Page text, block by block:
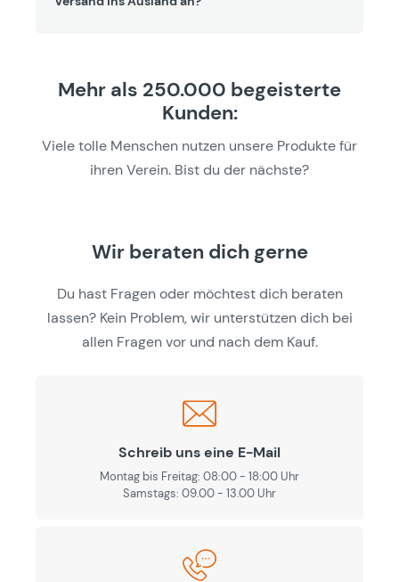
Mehr als 250.000 begeisterte
Kunden:
Viele tolle Menschen nutzen unsere Produkte für
ihren Verein. Bist du der nächste?
Wir beraten dich gerne
Du hast Fragen oder möchtest dich beraten
lassen? Kein Problem, wir unterstützen dich bei
allen Fragen vor und nach dem Kauf.
Schreib uns eine E-Mail
Montag bis Freitag: 08:00 - 18:00 Uhr
Samstags: 09.00 - 13.00 Uhr